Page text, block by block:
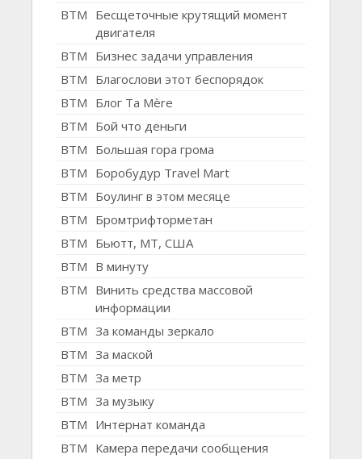
BTM Бесщеточные крутящий момент
двигателя
BTM Бизнес задачи управления
BTM Благослови этот беспорядок
BTM Блог Ta Mère
BTM Бой что деньги
BTM Большая гора грома
BTM Боробудур Travel Mart
BTM Боулинг в этом месяце
BTM Бромтрифторметан
BTM Бьютт, MT, США
BTM В минуту
BTM Винить средства массовой
информации
BTM За команды зеркало
BTM За маской
BTM За метр
BTM За музыку
BTM Интернат команда
BTM Камера передачи сообщения